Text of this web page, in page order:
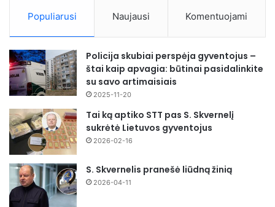
Populiarusi Naujausi Komentuojami
Policija skubiai perspėja gyventojus –
štai kaip apvagia: būtinai pasidalinkite
su savo artimaisiais
2025-11-20
Tai ką aptiko STT pas S. Skvernelį
sukrėtė Lietuvos gyventojus
2026-02-16
S. Skvernelis pranešė liūdną žinią
2026-04-11